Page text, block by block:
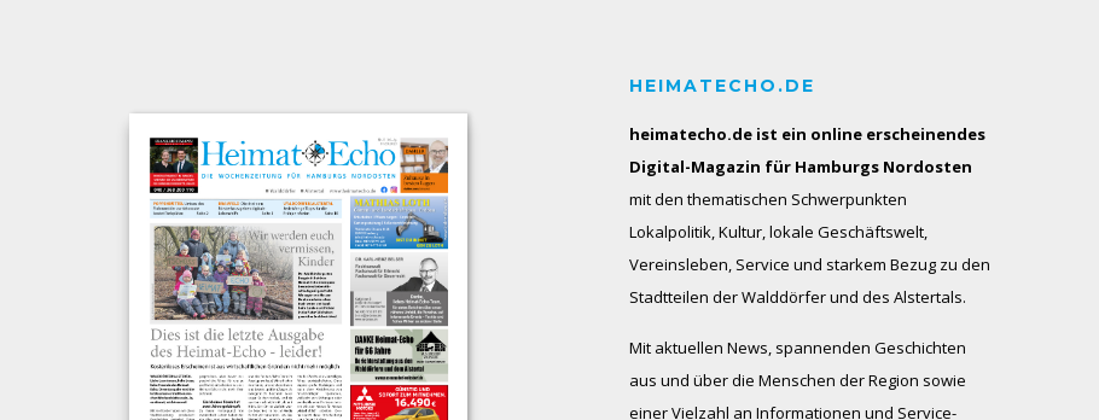
HEIMATECHO.DE
heimatecho.de ist ein online erscheinendes
Digital-Magazin für Hamburgs Nordosten
mit den thematischen Schwerpunkten
Lokalpolitik, Kultur, lokale Geschäftswelt,
Vereinsleben, Service und starkem Bezug zu den
Stadtteilen der Walddörfer und des Alstertals.
Mit aktuellen News, spannenden Geschichten
aus und über die Menschen der Region sowie
einer Vielzahl an Informationen und Service-